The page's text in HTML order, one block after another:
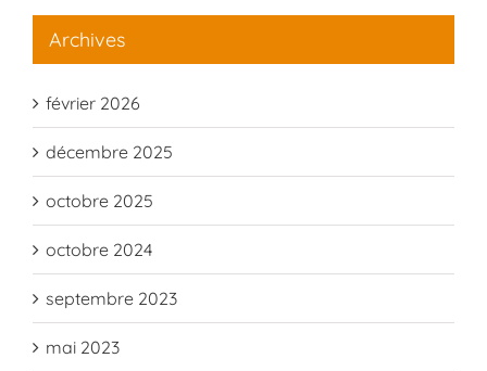
Archives
février 2026
décembre 2025
octobre 2025
octobre 2024
septembre 2023
mai 2023